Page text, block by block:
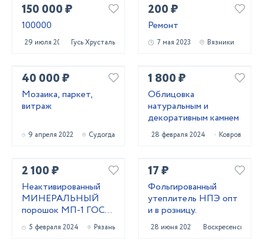
150 000 ₽
100000
29 июля 2023 Гусь Хрустальный
200 ₽
Ремонт
7 мая 2023 Вязники
40 000 ₽
Мозаика, паркет,
витраж
9 апреля 2022 Судогда
1 800 ₽
Облицовка
натуральным и
декоративным камнем
28 февраля 2024 Ковров
2 100 ₽
Неактивированный
МИНЕРАЛЬНЫЙ
порошок МП-1 ГОСТ
52129-03 и МП-2
ГОСТ 32761-14
5 февраля 2024 Рязань
17 ₽
Фольгированный
утеплитель НПЭ опт
и в розницу.
28 июня 2021 Воскресенск